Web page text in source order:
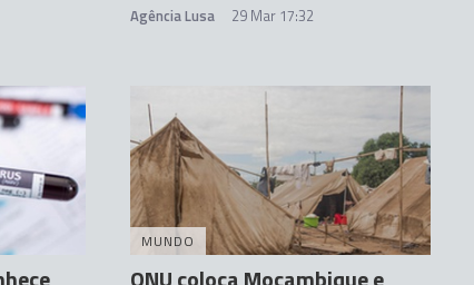
Agência Lusa 29 Mar 17:32
MUNDO